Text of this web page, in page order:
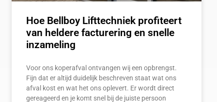
Hoe Bellboy Lifttechniek profiteert
van heldere facturering en snelle
inzameling
Voor ons koperafval ontvangen wij een opbrengst.
Fijn dat er altijd duidelijk beschreven staat wat ons
afval kost en wat het ons oplevert. Er wordt direct
gereageerd en je komt snel bij de juiste persoon